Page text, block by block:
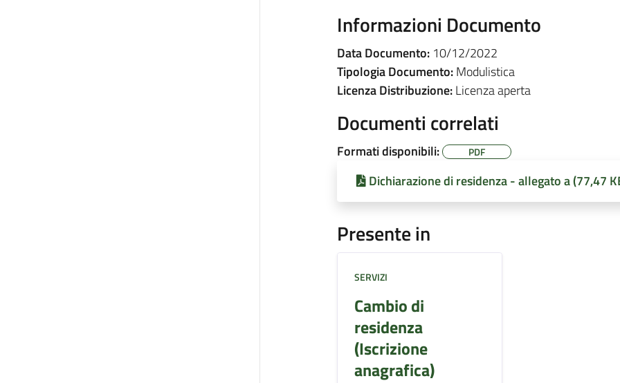
Informazioni Documento
Data Documento:10/12/2022
Tipologia Documento:Modulistica
Licenza Distribuzione:Licenza aperta
Documenti correlati
Formati disponibili: PDF
Dichiarazione di residenza - allegato a (77,47
Presente in
SERVIZI
Cambio di
residenza
(Iscrizione
anagrafica)